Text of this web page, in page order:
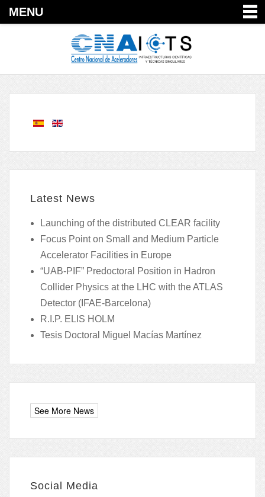
MENU
Latest News
Launching of the distributed CLEAR facility
Focus Point on Small and Medium Particle
Accelerator Facilities in Europe
“UAB-PIF” Predoctoral Position in Hadron
Collider Physics at the LHC with the ATLAS
Detector (IFAE-Barcelona)
R.I.P. ELIS HOLM
Tesis Doctoral Miguel Macías Martínez
Social Media